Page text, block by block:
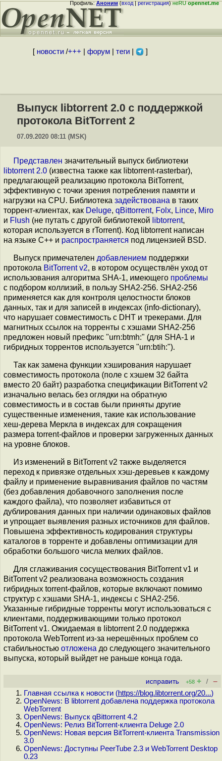
Профиль:Аноним(вход|регистрация)неRUopennet.me
[ новости/+++ форум| теги| ]
Выпуск libtorrent 2.0 с поддержкой
протокола BitTorrent 2
07.09.2020 08:11 (MSK)
Представлен значительный выпуск библиотеки
libtorrent 2.0 (известна также как libtorrent-rasterbar),
предлагающей реализацию протокола BitTorrent,
эффективную с точки зрения потребления памяти и
нагрузки на CPU. Библиотека задействована в таких
торрент-клиентах, как Deluge, qBittorrent, Folx, Lince, Miro
и Flush (не путать с другой библиотекой libtorrent,
которая используется в rTorrent). Код libtorrent написан
на языке C++ и распространяется под лицензией BSD.
Выпуск примечателен добавлением поддержки
протокола BitTorrent v2, в котором осуществлён уход от
использования алгоритма SHA-1, имеющего проблемы
с подбором коллизий, в пользу SHA2-256. SHA2-256
применяется как для контроля целостности блоков
данных, так и для записей в индексах (info-dictionary),
что нарушает совместимость с DHT и трекерами. Для
магнитных ссылок на торренты с хэшами SHA2-256
предложен новый префикс "urn:btmh:" (для SHA-1 и
гибридных торрентов используется "urn:btih:").
Так как замена функции хэширования нарушает
совместимость протокола (поле с хэшем 32 байта
вместо 20 байт) разработка спецификации BitTorrent v2
изначально велась без оглядки на обратную
совместимость и в состав были приняты другие
существенные изменения, такие как использование
хеш-дерева Меркла в индексах для сокращения
размера torrent-файлов и проверки загруженных данных
на уровне блоков.
Из изменений в BitTorrent v2 также выделяется
переход к привязке отдельных хэш-деревьев к каждому
файлу и применение выравнивания файлов по частям
(без добавления добавочного заполнения после
каждого файла), что позволяет избавиться от
дублирования данных при наличии одинаковых файлов
и упрощает выявления разных источников для файлов.
Повышена эффективность кодирования структуры
каталогов в торренте и добавлены оптимизации для
обработки большого числа мелких файлов.
Для сглаживания сосуществования BitTorrent v1 и
BitTorrent v2 реализована возможность создания
гибридных torrent-файлов, которые включают помимо
структур с хэшами SHA-1, индексы с SHA2-256.
Указанные гибридные торренты могут использоваться с
клиентами, поддерживающими только протокол
BitTorrent v1. Ожидаемая в libtorrent 2.0 поддержка
протокола WebTorrent из-за нерешённых проблем со
стабильностью отложена до следующего значительного
выпуска, который выйдет не раньше конца года.
исправить +58 + / –
Главная ссылка к новости (https://blog.libtorrent.org/20...)
OpenNews: В libtorrent добавлена поддержка протокола
WebTorrent
OpenNews: Выпуск qBittorrent 4.2
OpenNews: Релиз BitTorrent-клиента Deluge 2.0
OpenNews: Новая версия BitTorrent-клиента Transmission
3.0
OpenNews: Доступны PeerTube 2.3 и WebTorrent Desktop
0.23